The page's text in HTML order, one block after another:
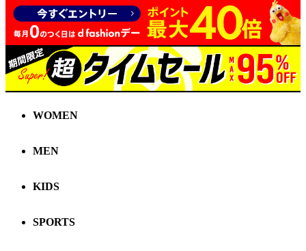
WOMEN
MEN
KIDS
SPORTS